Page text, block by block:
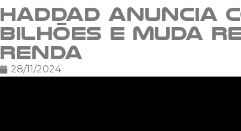
Haddad anuncia
bilhões e muda
renda
28/11/2024